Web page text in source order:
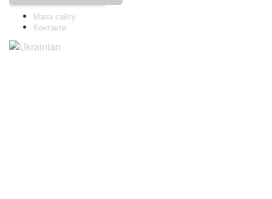
Мапа сайту
Контакти